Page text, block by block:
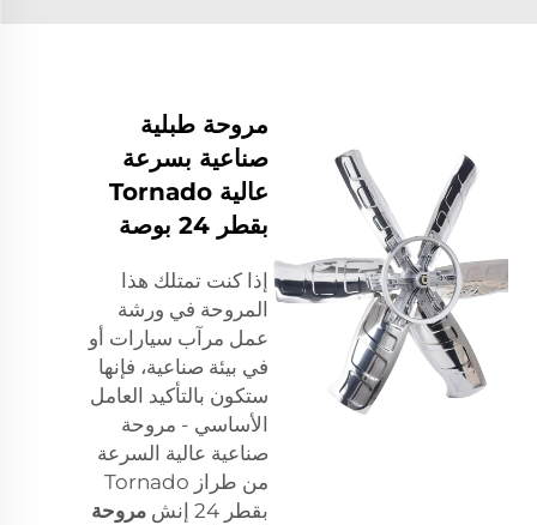
مروحة طبلية
صناعية بسرعة
عالية Tornado
بقطر 24 بوصة
إذا كنت تمتلك هذا
المروحة في ورشة
عمل مرآب سيارات أو
في بيئة صناعية، فإنها
ستكون بالتأكيد العامل
الأساسي - مروحة
صناعية عالية السرعة
من طراز Tornado
بقطر 24 إنش
مروحة